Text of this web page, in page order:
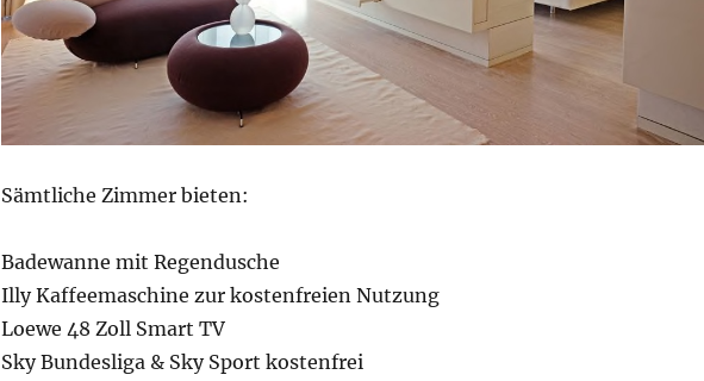
Sämtliche Zimmer bieten:
Badewanne mit Regendusche
Illy Kaffeemaschine zur kostenfreien Nutzung
Loewe 48 Zoll Smart TV
Sky Bundesliga & Sky Sport kostenfrei